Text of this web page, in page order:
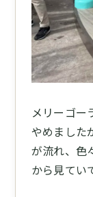
メリーゴー
やめました
が流れ、色
から見てい